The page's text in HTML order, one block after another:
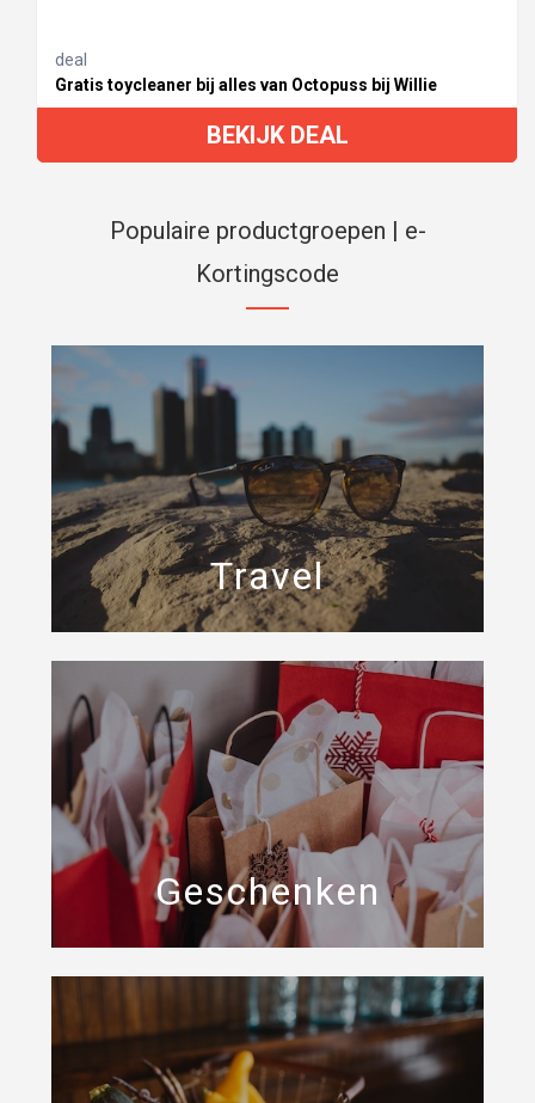
deal
Gratis toycleaner bij alles van Octopuss bij Willie
BEKIJK DEAL
Populaire productgroepen | e-
Kortingscode
Travel
Geschenken